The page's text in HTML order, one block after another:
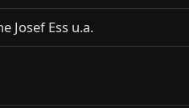
Josef Ess u.a.